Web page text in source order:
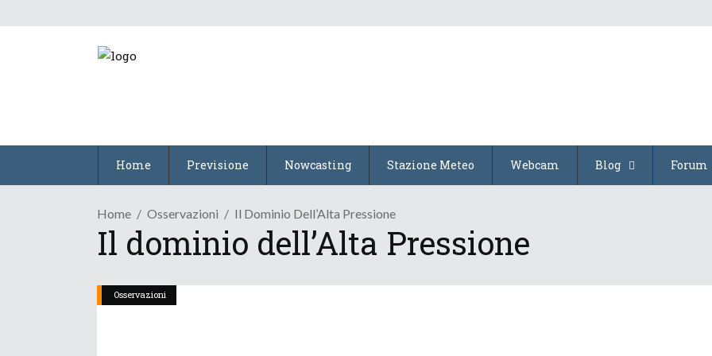
Home Previsione Nowcasting Stazione Meteo Webcam Blog Forum
Home Osservazioni Il Dominio Dell’Alta Pressione
Il dominio dell’Alta Pressione
Osservazioni